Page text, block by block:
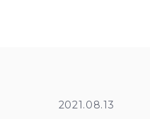
2021.08.13